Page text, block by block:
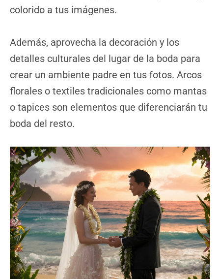
colorido a tus imágenes.
Además, aprovecha la decoración y los
detalles culturales del lugar de la boda para
crear un ambiente padre en tus fotos. Arcos
florales o textiles tradicionales como mantas
o tapices son elementos que diferenciarán tu
boda del resto.